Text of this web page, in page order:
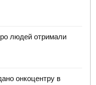
людей отримали
онкоцентру в